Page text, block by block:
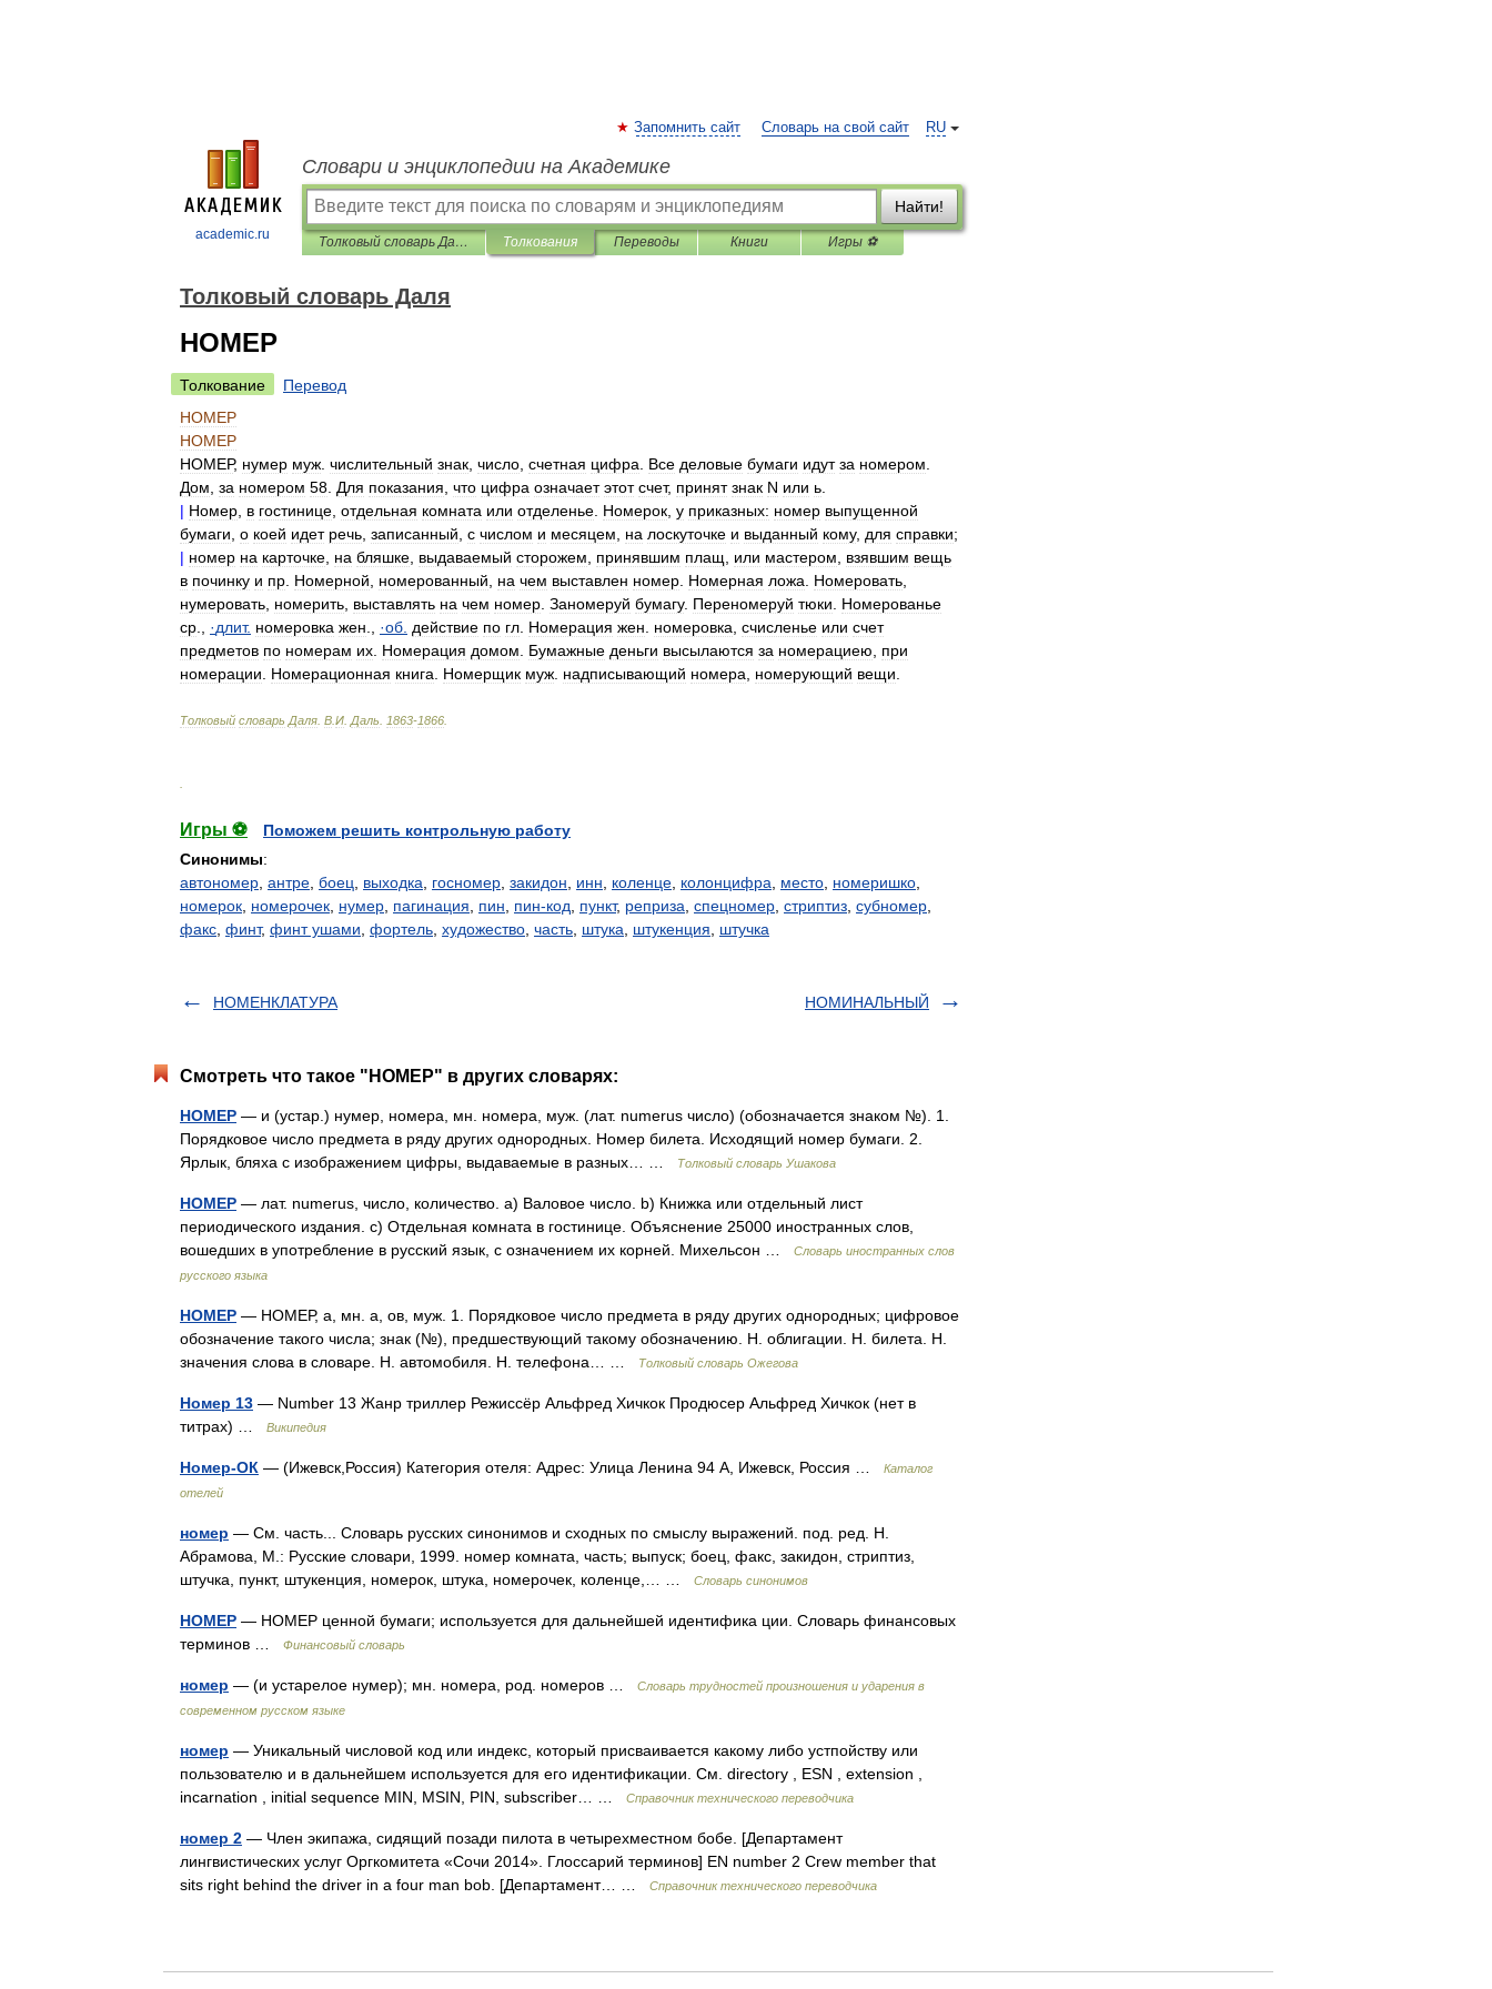
academic.ru
RU
Запомнить сайт Словарь на свой сайт
Словари и энциклопедии на Академике
Найти!
Толковый словарь Даля Толкования Переводы Книги Игры ⚽
Толковый словарь Даля
НОМЕР
Толкование
Перевод
НОМЕР
НОМЕР
НОМЕР, нумер муж числительный знак число счетная цифра Все деловые бумаги идут за номером
Дом за номером 58 Для показания что цифра означает этот счет, принят знак N или ь
| Номер в гостинице отдельная комната или отделенье Номерок у приказных: номер выпущенной
бумаги о коей идет речь записанный с числом и месяцем на лоскуточке и выданный кому, для справки;
| номер на карточке на бляшке выдаваемый сторожем принявшим плащ или мастером взявшим вещь
в починку и пр Номерной номерованный на чем выставлен номер Номерная ложа Номеровать
нумеровать номерить выставлять на чем номер Заномеруй бумагу. Переномеруй тюки
Номерованье
ср
·длит. номеровка жен ·об действие по гл Номерация жен номеровка счисленье или счет
предметов по номерам их Номерация домом Бумажные деньги высылаются за номерациею
при
номерации
Номерационная книга Номерщик муж надписывающий номера номерующий вещи
Толковый словарь Даля В И Даль 1863-1866
Игры ⚽
Поможем решить контрольную работу
Синонимы:
автономер антре боец выходка госномер закидон инн коленце колонцифра место номеришко
номерок номерочек нумер пагинация пин пин-код пункт, реприза спецномер стриптиз субномер
факс финт, финт ушами фортель художество часть штука штукенция штучка
НОМЕНКЛАТУРА НОМИНАЛЬНЫЙ
Смотреть что такое "НОМЕР" в других словарях:
НОМЕР — и (устар.) нумер, номера, мн. номера, муж. (лат. numerus число) (обозначается знаком №). 1.
Порядковое число предмета в ряду других однородных. Номер билета. Исходящий номер бумаги. 2.
Ярлык, бляха с изображением цифры, выдаваемые в разных… …
Толковый словарь Ушакова
НОМЕР — лат. numerus, число, количество. а) Валовое число. b) Книжка или отдельный лист
периодического издания. с) Отдельная комната в гостинице. Объяснение 25000 иностранных слов,
вошедших в употребление в русский язык, с означением их корней. Михельсон …
Словарь иностранных слов
русского языка
НОМЕР — НОМЕР, а, мн. а, ов, муж. 1. Порядковое число предмета в ряду других однородных; цифровое
обозначение такого числа; знак (№), предшествующий такому обозначению. Н. облигации. Н. билета. Н.
значения слова в словаре. Н. автомобиля. Н. телефона… …
Толковый словарь Ожегова
Номер 13 — Number 13 Жанр триллер Режиссёр Альфред Хичкок Продюсер Альфред Хичкок (нет в
титрах) …
Википедия
Номер-ОК — (Ижевск,Россия) Категория отеля: Адрес: Улица Ленина 94 А, Ижевск, Россия …
Каталог
отелей
номер — См. часть... Словарь русских синонимов и сходных по смыслу выражений. под. ред. Н.
Абрамова, М.: Русские словари, 1999. номер комната, часть; выпуск; боец, факс, закидон, стриптиз,
штучка, пункт, штукенция, номерок, штука, номерочек, коленце,… …
Словарь синонимов
НОМЕР — НОМЕР ценной бумаги; используется для дальнейшей идентифика ции. Словарь финансовых
терминов …
Финансовый словарь
номер — (и устарелое нумер); мн. номера, род. номеров …
Словарь трудностей произношения и ударения в
современном русском языке
номер — Уникальный числовой код или индекс, который присваивается какому либо устпойству или
пользователю и в дальнейшем используется для его идентификации. См. directory , ESN , extension ,
incarnation , initial sequence MIN, MSIN, PIN, subscriber… …
Справочник технического переводчика
номер 2 — Член экипажа, сидящий позади пилота в четырехместном бобе. [Департамент
лингвистических услуг Оргкомитета «Сочи 2014». Глоссарий терминов] EN number 2 Crew member that
sits right behind the driver in a four man bob. [Департамент… …
Справочник технического переводчика